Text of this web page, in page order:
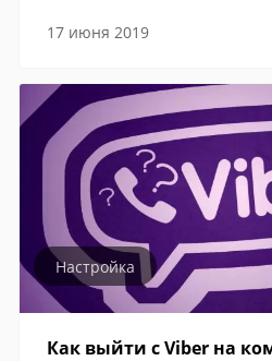
17 июня 2019
Настройка
Как выйти с Viber на